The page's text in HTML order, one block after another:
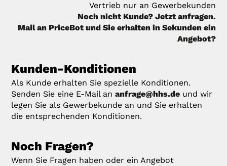
Vertrieb nur an Gewerbekunden
Noch nicht Kunde? Jetzt anfragen.
Mail an PriceBot und Sie erhalten in Sekunden ein
Angebot?
Kunden-Konditionen
Als Kunde erhalten Sie spezielle Konditionen.
Senden Sie eine E-Mail ananfrage@hhs.de und wir
legen Sie als Gewerbekunde an und Sie erhalten
die entsprechenden Konditionen.
Noch Fragen?
Wenn Sie Fragen haben oder ein Angebot